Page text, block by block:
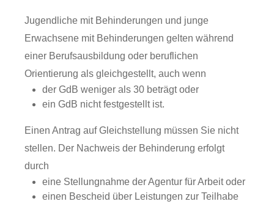
Jugendliche mit Behinderungen und junge
Erwachsene mit Behinderungen gelten während
einer Berufsausbildung oder beruflichen
Orientierung als gleichgestellt, auch wenn
der GdB weniger als 30 beträgt oder
ein GdB nicht festgestellt ist.
Einen Antrag auf Gleichstellung müssen Sie nicht
stellen. Der Nachweis der Behinderung erfolgt
durch
eine Stellungnahme der Agentur für Arbeit oder
einen Bescheid über Leistungen zur Teilhabe